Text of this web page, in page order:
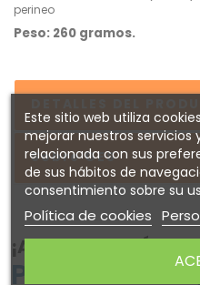
perineo
Peso: 260 gramos.
Sobre GES
¡ATENTO! AQUÍ TE
PRODUCTOS
Este sitio web utiliza
mejorar nuestros servicios
relacionada con sus
de sus hábitos de
consentimiento sobre su
Política de cookies